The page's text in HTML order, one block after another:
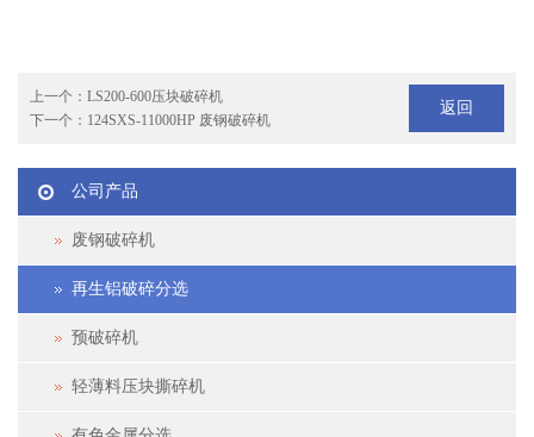
上一个： LS200-600压块破碎机
下一个： 124SXS-11000HP 废钢破碎机
返回
公司产品
废钢破碎机
再生铝破碎分选
预破碎机
轻薄料压块撕碎机